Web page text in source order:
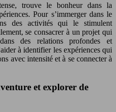
trouve le bonheur dans la
Pour s’immerger dans le
des activités qui le stimulent
se consacrer à un projet qui
des relations profondes et
à identifier les expériences qui
avec intensité et à se connecter à
et explorer de